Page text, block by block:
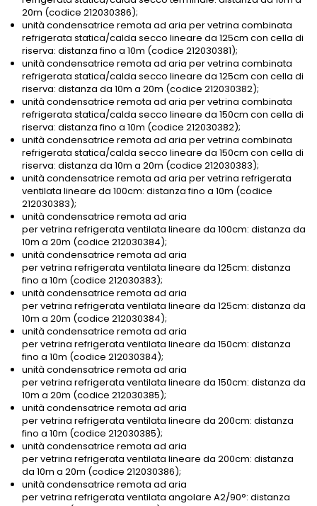
20m (codice 212030386);
unità condensatrice remota ad aria per vetrina combinata
refrigerata statica/calda secco lineare da 125cm con cella di
riserva: distanza fino a 10m (codice 212030381);
unità condensatrice remota ad aria per vetrina combinata
refrigerata statica/calda secco lineare da 125cm con cella di
riserva: distanza da 10m a 20m (codice 212030382);
unità condensatrice remota ad aria per vetrina combinata
refrigerata statica/calda secco lineare da 150cm con cella di
riserva: distanza fino a 10m (codice 212030382);
unità condensatrice remota ad aria per vetrina combinata
refrigerata statica/calda secco lineare da 150cm con cella di
riserva: distanza da 10m a 20m (codice 212030383);
unità condensatrice remota ad aria per vetrina refrigerata
ventilata lineare da 100cm: distanza fino a 10m (codice
212030383);
unità condensatrice remota ad aria
per vetrina refrigerata ventilata lineare da 100cm: distanza da
10m a 20m (codice 212030384);
unità condensatrice remota ad aria
per vetrina refrigerata ventilata lineare da 125cm: distanza
fino a 10m (codice 212030383);
unità condensatrice remota ad aria
per vetrina refrigerata ventilata lineare da 125cm: distanza da
10m a 20m (codice 212030384);
unità condensatrice remota ad aria
per vetrina refrigerata ventilata lineare da 150cm: distanza
fino a 10m (codice 212030384);
unità condensatrice remota ad aria
per vetrina refrigerata ventilata lineare da 150cm: distanza da
10m a 20m (codice 212030385);
unità condensatrice remota ad aria
per vetrina refrigerata ventilata lineare da 200cm: distanza
fino a 10m (codice 212030385);
unità condensatrice remota ad aria
per vetrina refrigerata ventilata lineare da 200cm: distanza
da 10m a 20m (codice 212030386);
unità condensatrice remota ad aria
per vetrina refrigerata ventilata angolare A2/90°: distanza